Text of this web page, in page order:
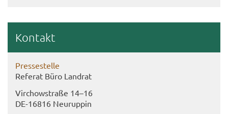
Kon­takt
Pres­se­stel­le
Re­fe­rat Büro Land­rat
Virch­ow­stra­ße 14–16
DE-​16816 Neu­rup­pin